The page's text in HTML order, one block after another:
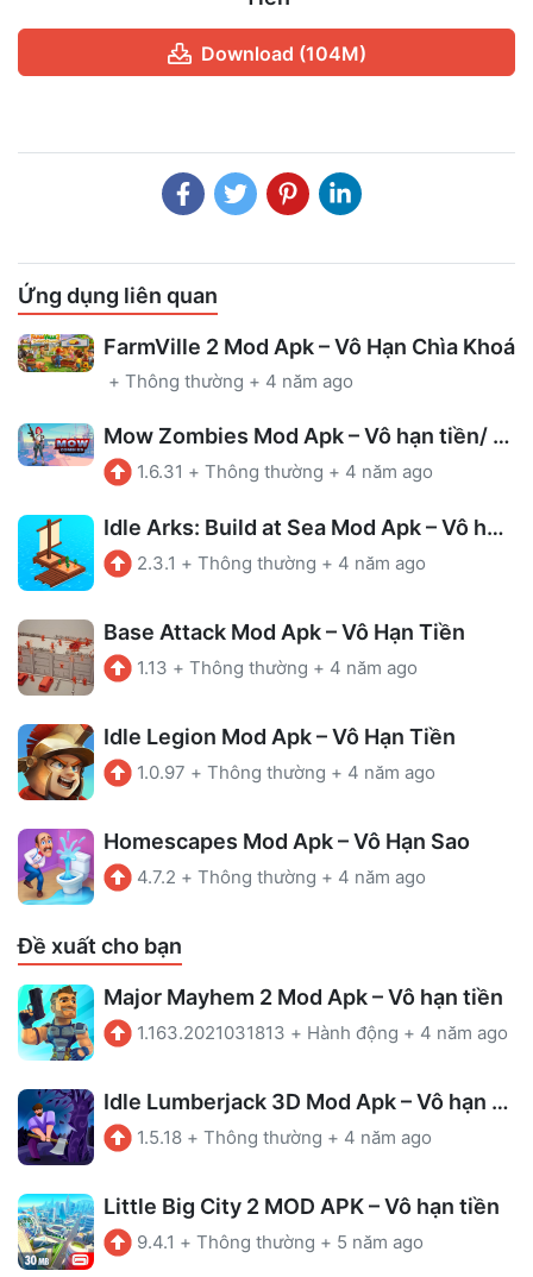
Download (104M)
Ứng dụng liên quan
FarmVille 2 Mod Apk – Vô Hạn Chìa Khoá
+ Thông thường + 4 năm ago
Mow Zombies Mod Apk – Vô hạn tiền/ Bất tử
1.6.31 + Thông thường + 4 năm ago
Idle Arks: Build at Sea Mod Apk – Vô hạn tiền/ Tài nguyên
2.3.1 + Thông thường + 4 năm ago
Base Attack Mod Apk – Vô Hạn Tiền
1.13 + Thông thường + 4 năm ago
Idle Legion Mod Apk – Vô Hạn Tiền
1.0.97 + Thông thường + 4 năm ago
Homescapes Mod Apk – Vô Hạn Sao
4.7.2 + Thông thường + 4 năm ago
Đề xuất cho bạn
Major Mayhem 2 Mod Apk – Vô hạn tiền
1.163.2021031813 + Hành động + 4 năm ago
Idle Lumberjack 3D Mod Apk – Vô hạn Coins
1.5.18 + Thông thường + 4 năm ago
Little Big City 2 MOD APK – Vô hạn tiền
9.4.1 + Thông thường + 5 năm ago